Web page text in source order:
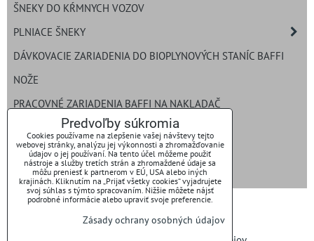
ŠNEKY DO KŔMNYCH VOZOV
PLNIACE ŠNEKY
DÁVKOVACIE ZARIADENIA DO BIOPLYNOVÝCH STANÍC BAFFI
NOŽE
PRACOVNÉ ZARIADENIA BAFFI NA NAKLADAČ
ROZDRUŽOVAČ BALÍKOV
ROZMETADLO HNOJA
NAVÍJAVIE HADICOVÉ ZAVLAŽOVANIE
Predvoľby súkromia
Cookies používame na zlepšenie vašej návštevy tejto
webovej stránky, analýzu jej výkonnosti a zhromažďovanie
údajov o jej používaní. Na tento účel môžeme použiť
nástroje a služby tretích strán a zhromaždené údaje sa
môžu preniesť k partnerom v EÚ, USA alebo iných
krajinách. Kliknutím na „Prijať všetky cookies“ vyjadrujete
svoj súhlas s týmto spracovaním. Nižšie môžete nájsť
podrobné informácie alebo upraviť svoje preferencie.
Zásady ochrany osobných údajov